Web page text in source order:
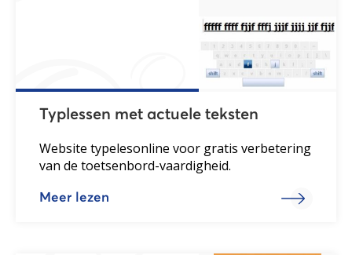
Typlessen met actuele teksten
Website typelesonline voor gratis verbetering
van de toetsenbord-vaardigheid.
Meer lezen